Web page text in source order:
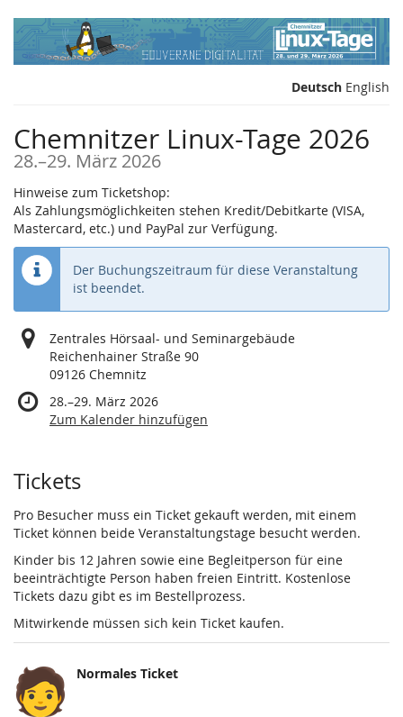
Zum
Haupt-
Inhalt
springen
Deutsch English
Chemnitzer Linux-Tage 2026
28.–bis
29. März 2026
Hinweise zum Ticketshop:
Als Zahlungsmöglichkeiten stehen Kredit/Debitkarte (VISA,
Mastercard, etc.) und PayPal zur Verfügung.
Der Buchungszeitraum für diese Veranstaltung
ist beendet.
Zentrales Hörsaal- und Seminargebäude
Reichenhainer Straße 90
09126 Chemnitz
28.–bis
29. März 2026
Zum Kalender hinzufügen
Produkte
Tickets
Pro Besucher muss ein Ticket gekauft werden, mit einem
Ticket können beide Veranstaltungstage besucht werden.
Kinder bis 12 Jahren sowie eine Begleitperson für eine
beeinträchtigte Person haben freien Eintritt. Kostenlose
Tickets dazu gibt es im Bestellprozess.
Mitwirkende müssen sich kein Ticket kaufen.
Normales Ticket